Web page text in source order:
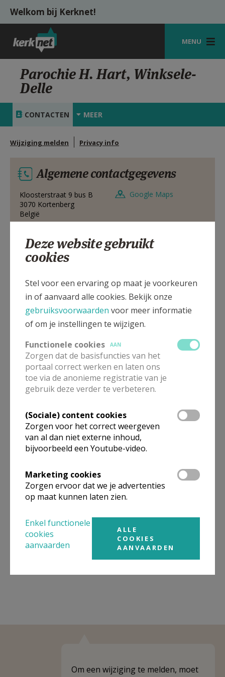
Overslaan en naar de inhoud gaan
Welkom bij Kerknet!
MENU
STARTPAGINA
KERK
VIERINGEN
HULP
MIJN PAROCHIE
AANMELDEN OF REGISTREREN
Parochie H. Hart, Winksele-
Delle
CONTACTEN MEER
Wijziging melden Privacy info
Algemene contactgegevens
Kloosterstraat 9 bus B
3070 Kortenberg
België
Google Maps
Kloosterstraat 9 bus B, 3070 Kortenberg
Organisatiestructuur
Niet gevonden wat je zocht? Hier vind je links naar de
gegevens van andere organisaties op het boven-,
Behoort tot
Pastorale zone Herent
Pastorale zone Herent
Om een wijziging te melden, moet
Deze website gebruikt
cookies
Stel voor een ervaring op maat je voorkeuren
in of aanvaard alle cookies. Bekijk onze
gebruiksvoorwaarden voor meer informatie
of om je instellingen te wijzigen.
Functionele cookies
AAN
Zorgen dat de basisfuncties van het
portaal correct werken en laten ons
toe via de anonieme registratie van je
gebruik deze verder te verbeteren.
(Sociale) content cookies
Zorgen voor het correct weergeven
van al dan niet externe inhoud,
bijvoorbeeld een Youtube-video.
Marketing cookies
Zorgen ervoor dat we je advertenties
op maat kunnen laten zien.
Enkel functionele
cookies
aanvaarden
ALLE
COOKIES
AANVAARDEN